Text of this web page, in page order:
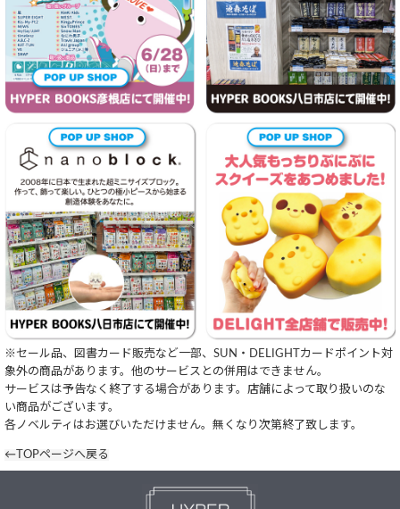
※セール品、図書カード販売など一部、SUN・DELIGHTカードポイント対
象外の商品があります。他のサービスとの併用はできません。
サービスは予告なく終了する場合があります。店舗によって取り扱いのな
い商品がございます。
各ノベルティはお選びいただけません。無くなり次第終了致します。
←TOPページへ戻る